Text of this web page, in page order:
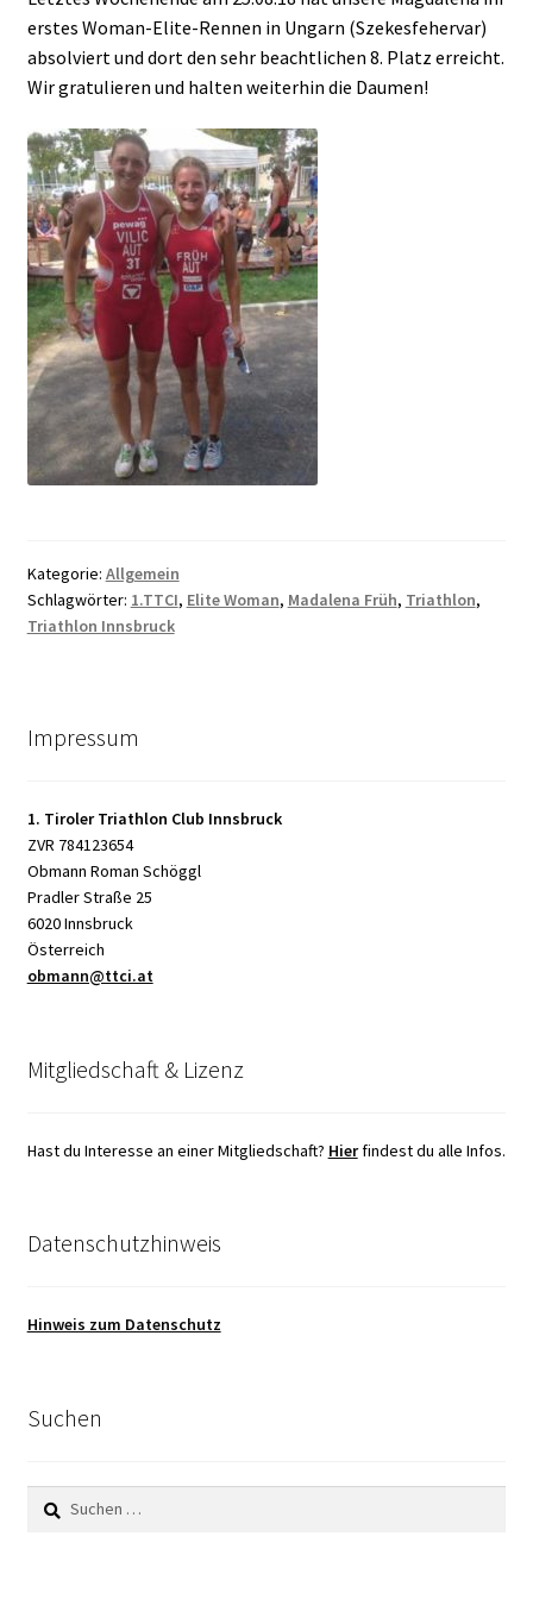
erstes Woman-Elite-Rennen in Ungarn (Szekesfehervar)
absolviert und dort den sehr beachtlichen 8. Platz erreicht.
Wir gratulieren und halten weiterhin die Daumen!
Kategorie: Allgemein
Schlagwörter: 1.TTCI, Elite Woman, Madalena Früh, Triathlon,
Triathlon Innsbruck
Impressum
1. Tiroler Triathlon Club Innsbruck
ZVR 784123654
Obmann Roman Schöggl
Pradler Straße 25
6020 Innsbruck
Österreich
obmann@ttci.at
Mitgliedschaft & Lizenz
Hast du Interesse an einer Mitgliedschaft? Hierfindest du alle Infos.
Datenschutzhinweis
Hinweis zum Datenschutz
Suchen
Suchen
nach: